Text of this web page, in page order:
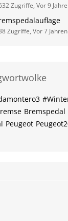
Zugriffe, Vor 9
Zugriffe, Vor 7 Jahren
Bremspedal
Peugeot